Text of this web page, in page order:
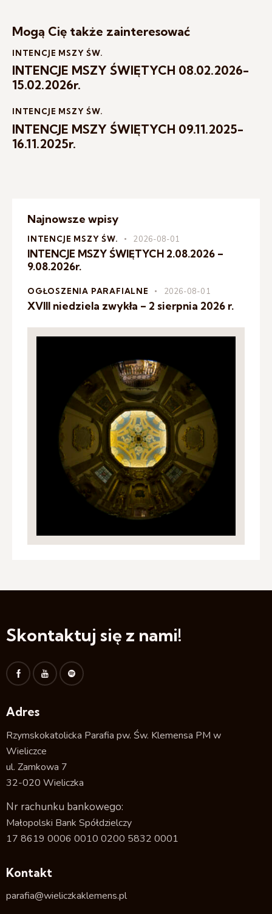
Mogą Cię także zainteresować
INTENCJE MSZY ŚW.
INTENCJE MSZY ŚWIĘTYCH 08.02.2026-
15.02.2026r.
INTENCJE MSZY ŚW.
INTENCJE MSZY ŚWIĘTYCH 09.11.2025-
16.11.2025r.
Najnowsze wpisy
INTENCJE MSZY ŚW. 2026-08-01
INTENCJE MSZY ŚWIĘTYCH 2.08.2026 –
9.08.2026r.
OGŁOSZENIA PARAFIALNE 2026-08-01
XVIII niedziela zwykła – 2 sierpnia 2026 r.
Skontaktuj się z nami!
Adres
Rzymskokatolicka Parafia pw. Św. Klemensa PM w
Wieliczce
ul. Zamkowa 7
32-020 Wieliczka
Nr rachunku bankowego:
Małopolski Bank Spółdzielczy
17 8619 0006 0010 0200 5832 0001
Kontakt
parafia@wieliczkaklemens.pl